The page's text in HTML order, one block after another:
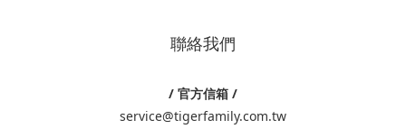
聯絡我們
/ 官方信箱 /
service@tigerfamily.com.tw